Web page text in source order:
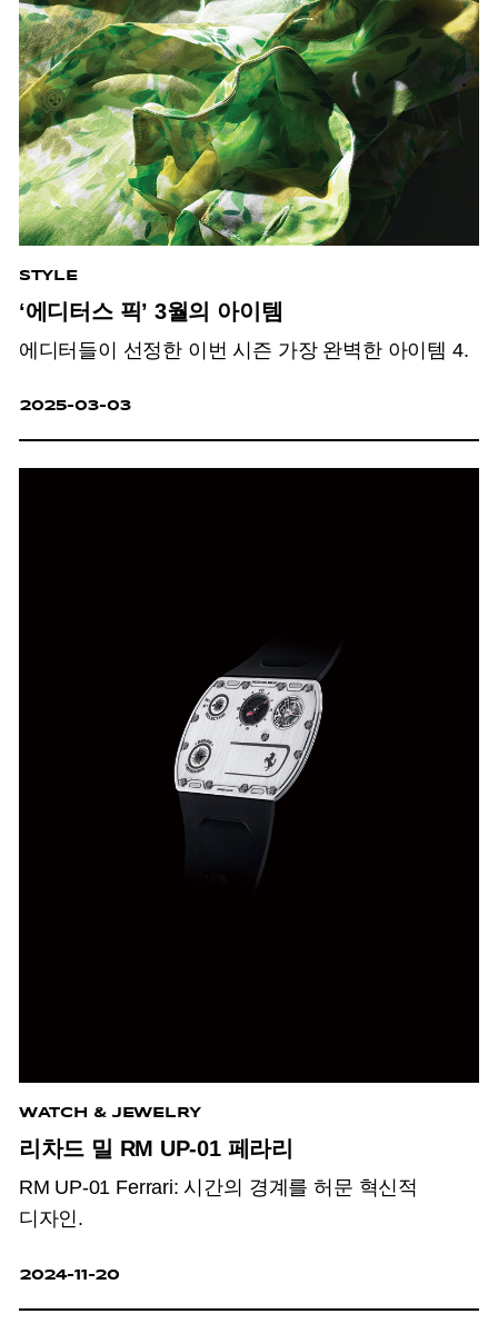
STYLE
‘에디터스 픽’ 3월의 아이템
에디터들이 선정한 이번 시즌 가장 완벽한 아이템 4.
2025-03-03
WATCH & JEWELRY
리차드 밀 RM UP-01 페라리
RM UP-01 Ferrari: 시간의 경계를 허문 혁신적
디자인.
2024-11-20